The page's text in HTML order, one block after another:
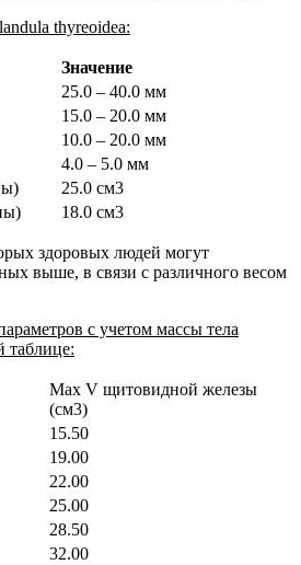
thyreoidea:
Значение
25.0 – 40.0 мм
15.0 – 20.0 мм
10.0 – 20.0 мм
4.0 – 5.0 мм
25.0 см3
18.0 см3
здоровых людей могут
выше, в связи с различного весом
с учетом массы тела
таблице:
Max V щитовидной железы
(см3)
15.50
19.00
22.00
25.00
28.50
32.00